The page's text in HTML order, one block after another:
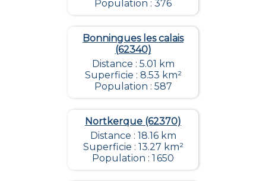
Population : 376
Bonningues les calais
(62340)
Distance : 5.01 km
Superficie : 8.53 km²
Population : 587
Nortkerque (62370)
Distance : 18.16 km
Superficie : 13.27 km²
Population : 1 650